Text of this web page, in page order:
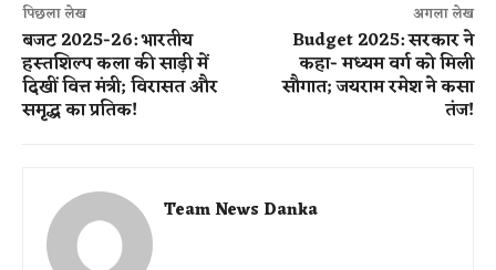
पिछला लेख
बजट 2025-26: भारतीय
हस्तशिल्प कला की साड़ी में
दिखीं वित्त मंत्री; विरासत और
समृद्ध का प्रतिक!
अगला लेख
Budget 2025:​ सरकार ने
कहा- मध्यम वर्ग को मिली
सौगात​; जयराम रमेश ने कसा
तंज​!
Team News Danka